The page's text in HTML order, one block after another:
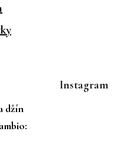
džín
Instagram